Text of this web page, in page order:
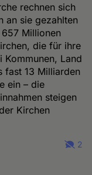
rechnen sich
an sie gezahlten
Millionen
die für ihre
Land
fast 13 Milliarden
ein – die
steigen
Kirchen
2